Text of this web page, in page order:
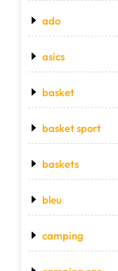
ado
asics
basket
basket sport
baskets
bleu
camping